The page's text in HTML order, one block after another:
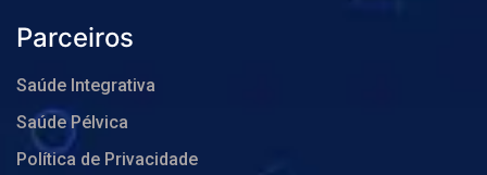
Parceiros
Saúde Integrativa
Saúde Pélvica
Política de Privacidade